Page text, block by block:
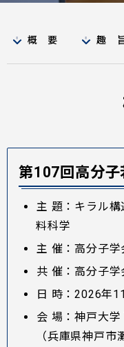
概 要 趣
第107回高分子
主 題：キラル
料科学
主 催：高分子
共 催：高分子
日 時：2026年
会 場：神戸大
（兵庫県神戸市